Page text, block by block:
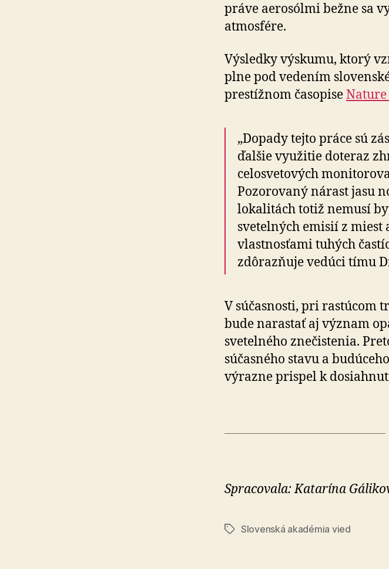
práve aerosólmi bežne sa
atmosfére.
Výsledky výskumu, ktorý
plne pod vedením
prestížnom časopise
„Dopady tejto práce sú
ďalšie využitie doteraz
celosvetových
Pozorovaný nárast jasu
lokalitách totiž nemusí
svetelných emisií z miest
vlastnosťami tuhých
zdôrazňuje vedúci tímu
V súčasnosti, pri rastúcom
bude narastať aj význam
svetelného znečistenia.
súčasného stavu a
výrazne prispel k
Spracovala: Katarína
ZnačkySlovenská akadémia vied